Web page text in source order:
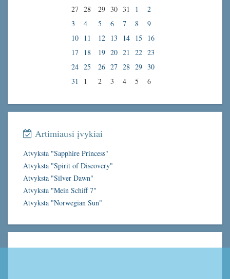
27 28 29 30 31 1
2
3
4 5 6 7 8
9
10
11 12 13 14 15
16
17
18 19 20 21 22 23
24 25 26 27 28 29
30
31
1 2 3 4 5 6
Artimiausi įvykiai
Atvyksta "Sapphire Princess"
Atvyksta "Spirit of Discovery"
Atvyksta "Silver Dawn"
Atvyksta "Mein Schiff 7"
Atvyksta "Norwegian Sun"